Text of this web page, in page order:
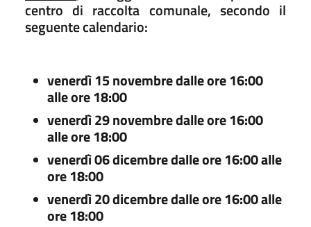
centro di raccolta comunale, secondo il
seguente calendario:
venerdì 15 novembre dalle ore 16:00
alle ore 18:00
venerdì 29 novembre dalle ore 16:00
alle ore 18:00
venerdì 06 dicembre dalle ore 16:00 alle
ore 18:00
venerdì 20 dicembre dalle ore 16:00 alle
ore 18:00